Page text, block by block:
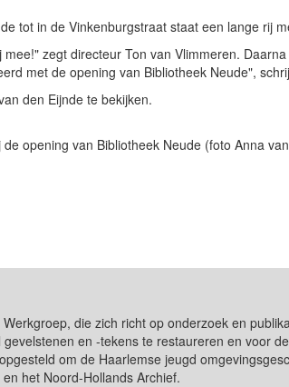
tot in de Vinkenburgstraat staat een lange rij
zegt directeur Ton van Vlimmeren.
met de opening van Bibliotheek Neude",
den Eijnde te bekijken.
opening van Bibliotheek Neude (foto Anna
die zich richt op onderzoek en
en -tekens te restaureren en voor
om de Haarlemse jeugd
het Noord-Hollands Archief.